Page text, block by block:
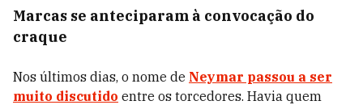
Marcas se anteciparam à convocação do
craque
Nos últimos dias, o nome de Neymar passou a ser
muito discutido entre os torcedores. Havia quem